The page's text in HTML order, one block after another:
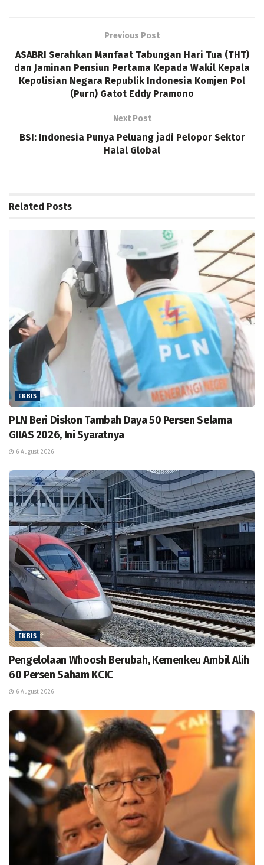
Previous Post
ASABRI Serahkan Manfaat Tabungan Hari Tua (THT)
dan Jaminan Pensiun Pertama Kepada Wakil Kepala
Kepolisian Negara Republik Indonesia Komjen Pol
(Purn) Gatot Eddy Pramono
Next Post
BSI: Indonesia Punya Peluang jadi Pelopor Sektor
Halal Global
Related Posts
EKBIS
PLN Beri Diskon Tambah Daya 50 Persen Selama
GIIAS 2026, Ini Syaratnya
6 August 2026
EKBIS
Pengelolaan Whoosh Berubah, Kemenkeu Ambil Alih
60 Persen Saham KCIC
6 August 2026